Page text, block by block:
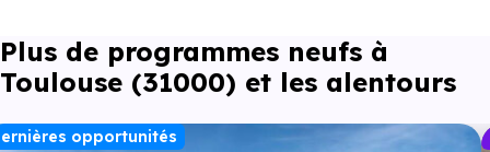
pied .
Collège Jean-Pierre Vernant
à 3.5 km, soit 5 min
Plus de programmes neufs à
Toulouse (31000) et les alentours
opportunités